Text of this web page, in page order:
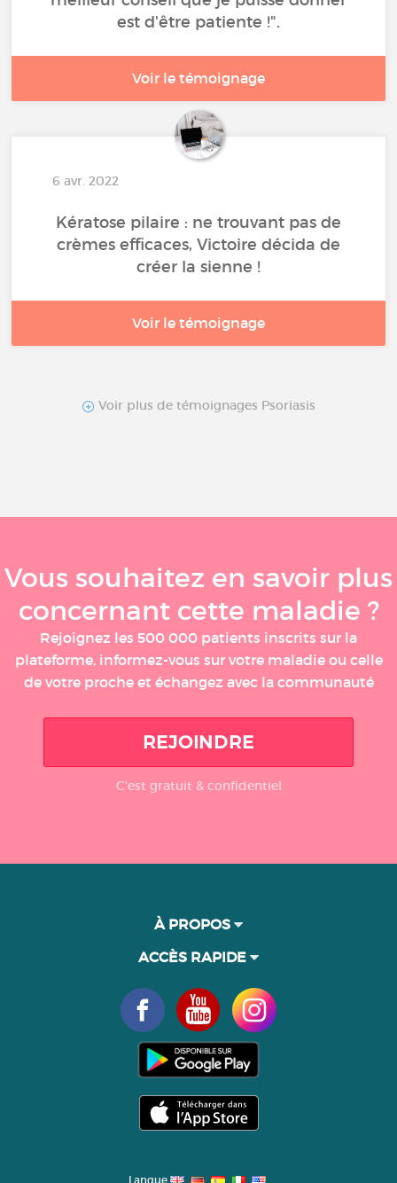
est d'être patiente !".
Voir le témoignage
6 avr. 2022
Kératose pilaire : ne trouvant pas de
crèmes efficaces, Victoire décida de
créer la sienne !
Voir le témoignage
Voir plus de témoignages Psoriasis
Vous souhaitez en savoir plus
concernant cette maladie ?
Rejoignez les 500 000 patients inscrits sur la
plateforme, informez-vous sur votre maladie ou celle
de votre proche et échangez avec la communauté
REJOINDRE
C'est gratuit & confidentiel
À PROPOS
ACCÈS RAPIDE
Langue